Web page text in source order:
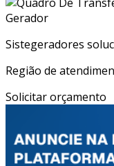
Sistegeradores
Região de
Solicitar orçamento